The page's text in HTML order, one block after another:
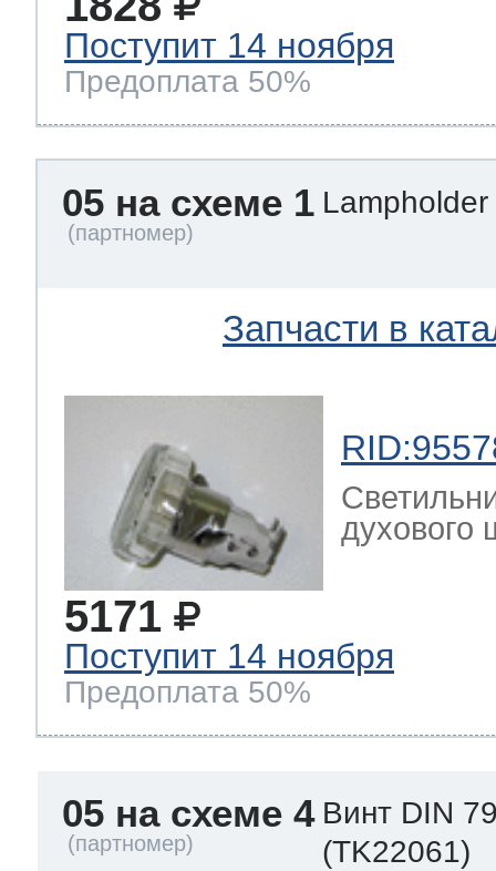
Поступит 14 ноября
Предоплата 50%
05 на схеме 1
Запчасти в
духового
5171
Поступит 14 ноября
Предоплата 50%
05 на схеме 4 Винт DIN
(TK22061)